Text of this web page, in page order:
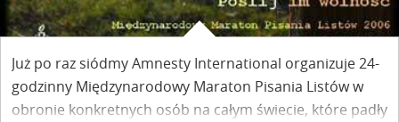
Już po raz siódmy Amnesty International organizuje 24-
godzinny Międzynarodowy Maraton Pisania Listów w
obronie konkretnych osób na całym świecie, które padły